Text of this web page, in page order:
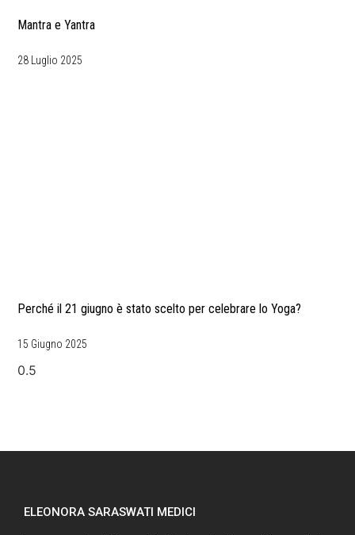
Mantra e Yantra
28 Luglio 2025
Perché il 21 giugno è stato scelto per celebrare lo Yoga?
15 Giugno 2025
ELEONORA SARASWATI MEDICI